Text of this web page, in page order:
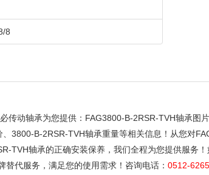
8
动轴承为您提供：FAG3800-B-2RSR-TVH轴承图片
3800-B-2RSR-TVH轴承重量等相关信息！从您对
TVH轴承的正确安装保养，我们全程为您提供服务！
代服务，满足您的使用需求！咨询电话： 0512-